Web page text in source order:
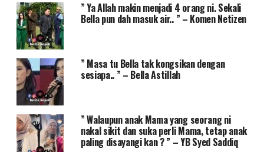
” Ya Allah makin menjadi 4 orang ni. Sekali
Bella pun dah masuk air.. ” – Komen Netizen
” Masa tu Bella tak kongsikan dengan
sesiapa.. ” – Bella Astillah
” Walaupun anak Mama yang seorang ni
nakal sikit dan suka perli Mama, tetap anak
paling disayangi kan ? ” – YB Syed Saddiq